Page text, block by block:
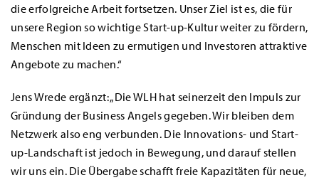
die erfolgreiche Arbeit fortsetzen. Unser Ziel ist es, die für
unsere Region so wichtige Start-up-Kultur weiter zu fördern,
Menschen mit Ideen zu ermutigen und Investoren attraktive
Angebote zu machen.“
Jens Wrede ergänzt: „Die WLH hat seinerzeit den Impuls zur
Gründung der Business Angels gegeben. Wir bleiben dem
Netzwerk also eng verbunden. Die Innovations- und Start-
up-Landschaft ist jedoch in Bewegung, und darauf stellen
wir uns ein. Die Übergabe schafft freie Kapazitäten für neue,